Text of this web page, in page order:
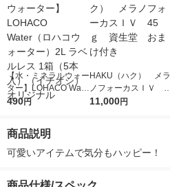
【水・ミネラルウォー
ター】LOHACO Wate
r（ロハコウォータ
シ） オリジナル
490円
HAKU（ハク） メラ
ノフォーカスＩＶ 4
5ｇ 資生堂 おまけ
11,000円
商品説明
可愛いアイテムで気分もハッピー！